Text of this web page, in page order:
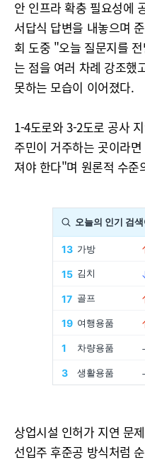
안 인프라 확충 필요성에
서답식 답변을 내놓으며
회 도중 "오늘 질문지를
는 점을 여러 차례 강조했
못하는 모습이 이어졌다.
1-4도로와 3-2도로 공사
주민이 거주하는 곳이라
져야 한다"며 원론적 수준
상업시설 인허가 지연 문
선입주 후준공 방식처럼